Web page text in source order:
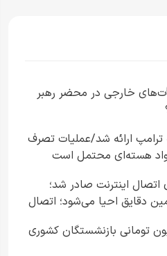
خارجی در محضر رهبر
ارائه شد/عملیات تصرف
هسته‌ای محتمل است
اتصال اینترنت صادر شد؛
دقایق احیا می‌شود؛ اتصال
وام ۷۵ میلیون تومانی بازنشستگان کشوری